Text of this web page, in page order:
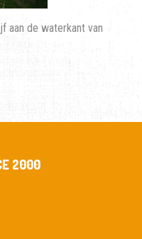
aan de waterkant van
2000